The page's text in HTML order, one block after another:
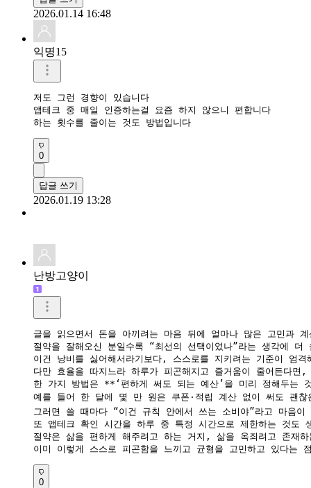
2026.01.14 16:48
익명15
저도 그런 경향이 있습니다
앱테크 중 매일 인증하는걸 요즘 하지 않으니 편합니다
하는 횟수를 줄이는 것도 방법입니다
0
답글 쓰기
2026.01.19 13:28
난방고양이
글을 읽으면서 돈을 아끼려는 마음 뒤에 얼마나 많은 고민과
절약을 잘해오신 분일수록 “최선의 선택이었나”라는 생각에 더
이건 낭비를 싫어해서라기보다, 스스로를 지키려는 기준이 엄
다만 효율을 따지느라 하루가 피곤해지고 즐거움이 줄어든다
한 가지 방법은 **‘편하게 써도 되는 예산’을 미리 정해두는
예를 들어 한 달에 몇 만 원은 쿠폰·적립 계산 없이 써도 괜찮
그러면 쓸 때마다 “이건 규칙 안에서 쓰는 소비야”라고 마음
또 앱테크 확인 시간을 하루 중 특정 시간으로 제한하는 것도
절약은 삶을 편하게 해주려고 하는 거지, 삶을 옥죄려고 존재
0